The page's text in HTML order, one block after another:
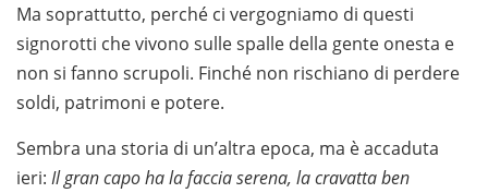
Ma soprattutto, perché ci vergogniamo di questi
signorotti che vivono sulle spalle della gente onesta e
non si fanno scrupoli. Finché non rischiano di perdere
soldi, patrimoni e potere.
Sembra una storia di un’altra epoca, ma è accaduta
ieri: Il gran capo ha la faccia serena, la cravatta ben